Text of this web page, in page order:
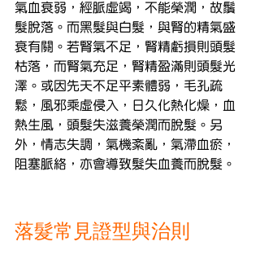
氣血衰弱，經脈虛竭，不能榮潤，故鬚
髮脫落。而黑髮與白髮，與腎的精氣盛
衰有關。若腎氣不足，腎精虧損則頭髮
枯落，而腎氣充足，腎精盈滿則頭髮光
澤。或因先天不足平素體弱，毛孔疏
鬆，風邪乘虛侵入，日久化熱化燥，血
熱生風，頭髮失滋養榮潤而脫髮。另
外，情志失調，氣機紊亂，氣滯血瘀，
阻塞脈絡，亦會導致髮失血養而脫髮。
落髮常見證型與治則